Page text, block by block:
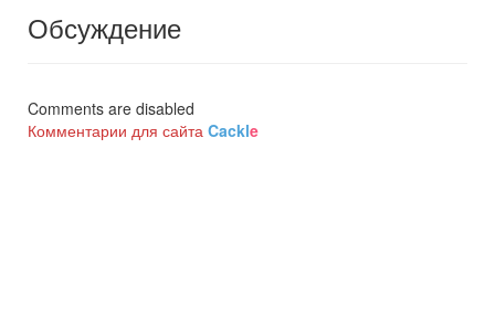
Обсуждение
Comments are disabled
Комментарии для сайта Cackle